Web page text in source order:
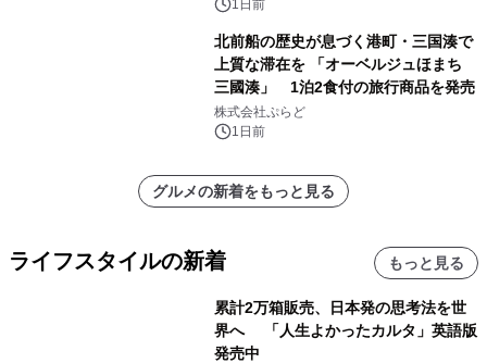
得な素泊まり連泊プランで
1日前
北前船の歴史が息づく港町・三国湊で
上質な滞在を 「オーベルジュほまち
三國湊」 1泊2食付の旅行商品を発売
株式会社ぷらど
1日前
グルメの新着をもっと見る
ライフスタイルの新着 もっと見る
累計2万箱販売、日本発の思考法を世
界へ 「人生よかったカルタ」英語版
発売中